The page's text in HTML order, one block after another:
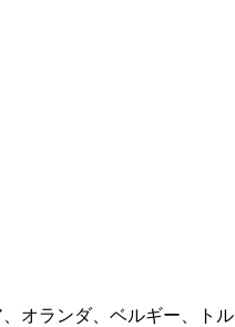
オランダ、ベルギー、トル